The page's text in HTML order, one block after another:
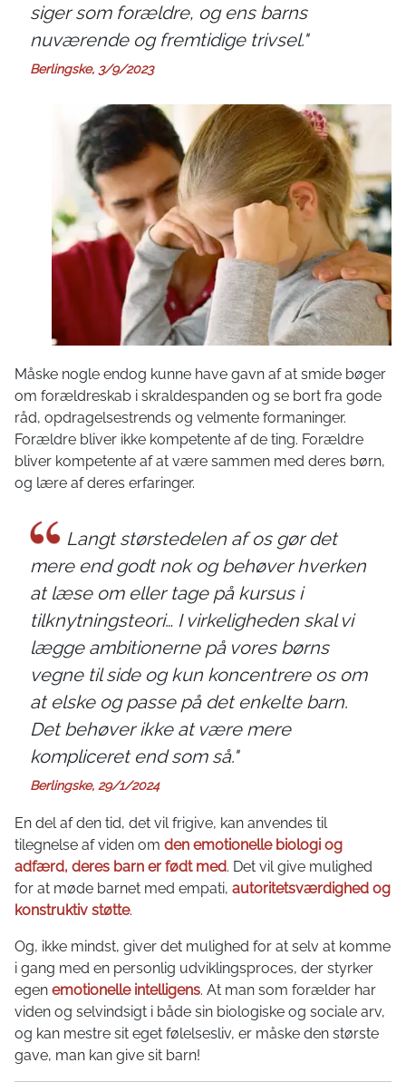
siger som forældre, og ens barns
nuværende og fremtidige trivsel."
Berlingske, 3/9/2023
Måske nogle endog kunne have gavn af at smide bøger
om forældreskab i skraldespanden og se bort fra gode
råd, opdragelsestrends og velmente formaninger.
Forældre bliver ikke kompetente af de ting. Forældre
bliver kompetente af at være sammen med deres børn,
og lære af deres erfaringer.
Langt størstedelen af os gør det
mere end godt nok og behøver hverken
at læse om eller tage på kursus i
tilknytningsteori… I virkeligheden skal vi
lægge ambitionerne på vores børns
vegne til side og kun koncentrere os om
at elske og passe på det enkelte barn.
Det behøver ikke at være mere
kompliceret end som så."
Berlingske, 29/1/2024
En del af den tid, det vil frigive, kan anvendes til
tilegnelse af viden om den emotionelle biologi og
adfærd, deres barn er født med. Det vil give mulighed
for at møde barnet med empati, autoritetsværdighed og
konstruktiv støtte.
Og, ikke mindst, giver det mulighed for at selv at komme
i gang med en personlig udviklingsproces, der styrker
egen emotionelle intelligens. At man som forælder har
viden og selvindsigt i både sin biologiske og sociale arv,
og kan mestre sit eget følelsesliv, er måske den største
gave, man kan give sit barn!